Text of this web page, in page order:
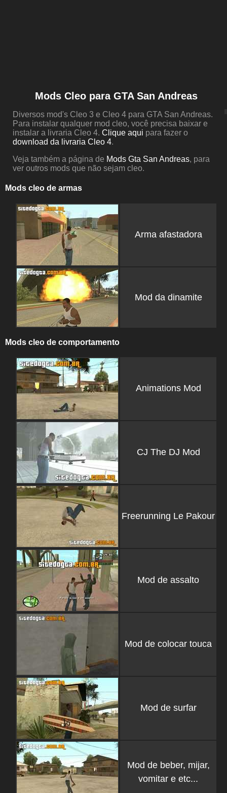
Mods Cleo para GTA San Andreas
Diversos mod's Cleo 3 e Cleo 4 para GTA San Andreas.
Para instalar qualquer mod cleo, você precisa baixar e
instalar a livraria Cleo 4. Clique aqui para fazer o
download da livraria Cleo 4.
Veja também a página de Mods Gta San Andreas, para
ver outros mods que não sejam cleo.
Mods cleo de armas
Arma afastadora
Mod da dinamite
Mods cleo de comportamento
Animations Mod
CJ The DJ Mod
Freerunning Le Pakour
Mod de assalto
Mod de colocar touca
Mod de surfar
Mod de beber, mijar,
vomitar e etc...